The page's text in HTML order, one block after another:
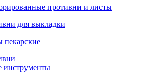
противни и листы
для выкладки
пекарские
инструменты